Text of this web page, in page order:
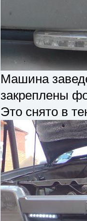
Машина
закреплены
Это снято в